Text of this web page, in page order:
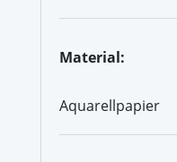
Material:
Aquarellpapier